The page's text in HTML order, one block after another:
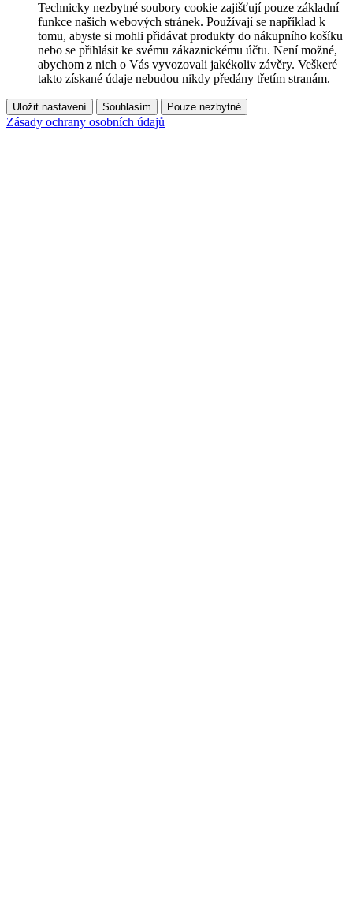
Technicky nezbytné soubory cookie zajišťují pouze základní
funkce našich webových stránek. Používají se například k
tomu, abyste si mohli přidávat produkty do nákupního košíku
nebo se přihlásit ke svému zákaznickému účtu. Není možné,
abychom z nich o Vás vyvozovali jakékoliv závěry. Veškeré
takto získané údaje nebudou nikdy předány třetím stranám.
Uložit nastavení Souhlasím Pouze nezbytné
Zásady ochrany osobních údajů